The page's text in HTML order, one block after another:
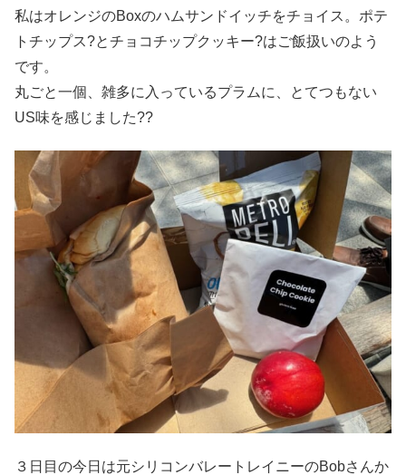
私はオレンジのBoxのハムサンドイッチをチョイス。ポテ
トチップス?とチョコチップクッキー?はご飯扱いのよう
です。
丸ごと一個、雑多に入っているプラムに、とてつもない
US味を感じました??
３日目の今日は元シリコンバレートレイニーのBobさんか